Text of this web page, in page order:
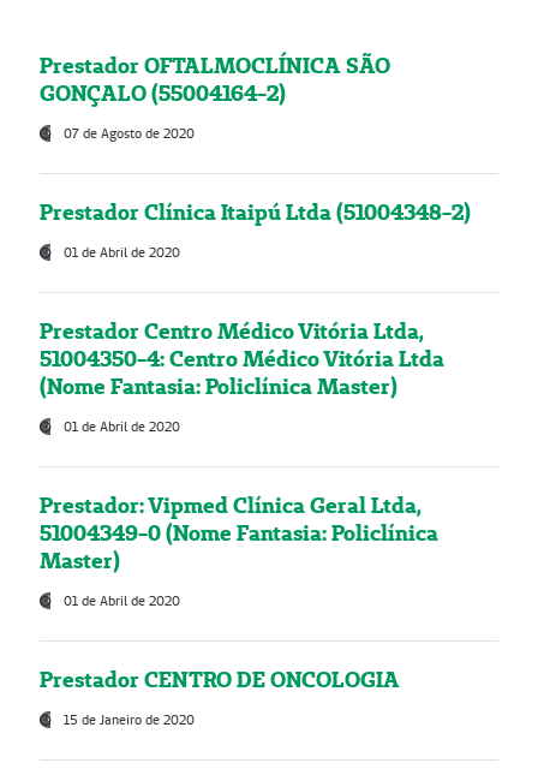
Prestador OFTALMOCLÍNICA SÃO
GONÇALO (55004164-2)
07 de Agosto de 2020
Prestador Clínica Itaipú Ltda (51004348-2)
01 de Abril de 2020
Prestador Centro Médico Vitória Ltda,
51004350-4: Centro Médico Vitória Ltda
(Nome Fantasia: Policlínica Master)
01 de Abril de 2020
Prestador: Vipmed Clínica Geral Ltda,
51004349-0 (Nome Fantasia: Policlínica
Master)
01 de Abril de 2020
Prestador CENTRO DE ONCOLOGIA
15 de Janeiro de 2020